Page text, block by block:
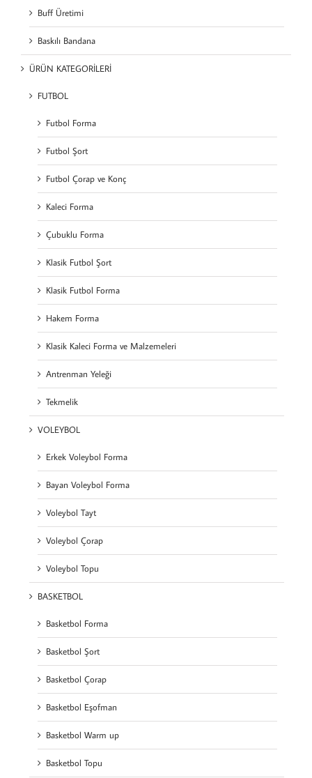
Buff Üretimi
Baskılı Bandana
ÜRÜN KATEGORİLERİ
FUTBOL
Futbol Forma
Futbol Şort
Futbol Çorap ve Konç
Kaleci Forma
Çubuklu Forma
Klasik Futbol Şort
Klasik Futbol Forma
Hakem Forma
Klasik Kaleci Forma ve Malzemeleri
Antrenman Yeleği
Tekmelik
VOLEYBOL
Erkek Voleybol Forma
Bayan Voleybol Forma
Voleybol Tayt
Voleybol Çorap
Voleybol Topu
BASKETBOL
Basketbol Forma
Basketbol Şort
Basketbol Çorap
Basketbol Eşofman
Basketbol Warm up
Basketbol Topu